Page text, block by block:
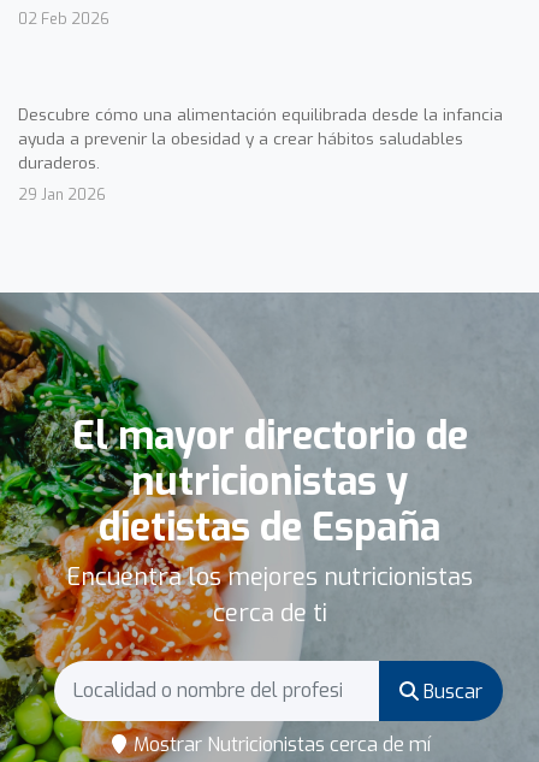
02 Feb 2026
Descubre cómo una alimentación equilibrada desde la infancia
ayuda a prevenir la obesidad y a crear hábitos saludables
duraderos.
29 Jan 2026
El mayor directorio de
nutricionistas y
dietistas de España
Encuentra los mejores nutricionistas
cerca de ti
Buscar
Mostrar Nutricionistas cerca de mí